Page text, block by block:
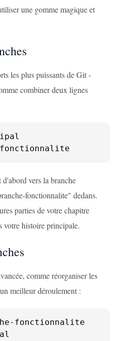
une gomme magique et
les plus puissants de Git -
combiner deux lignes
fonctionnalite
d'abord vers la branche
fonctionnalite" dedans.
parties de votre chapitre
votre histoire principale.
comme réorganiser les
meilleur déroulement :
fonctionnalite